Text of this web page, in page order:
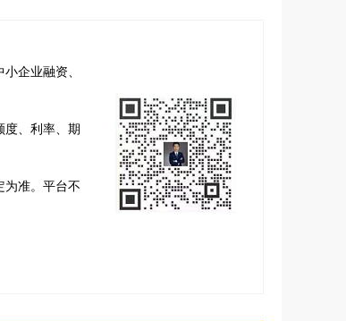
企业融资、
度、利率、期
为准。平台不